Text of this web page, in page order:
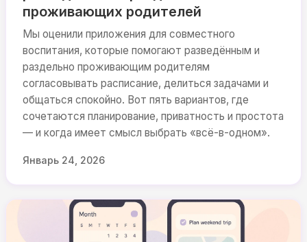
проживающих родителей
Мы оценили приложения для совместного
воспитания, которые помогают разведённым и
раздельно проживающим родителям
согласовывать расписание, делиться задачами и
общаться спокойно. Вот пять вариантов, где
сочетаются планирование, приватность и простота
— и когда имеет смысл выбрать «всё-в-одном».
Январь 24, 2026